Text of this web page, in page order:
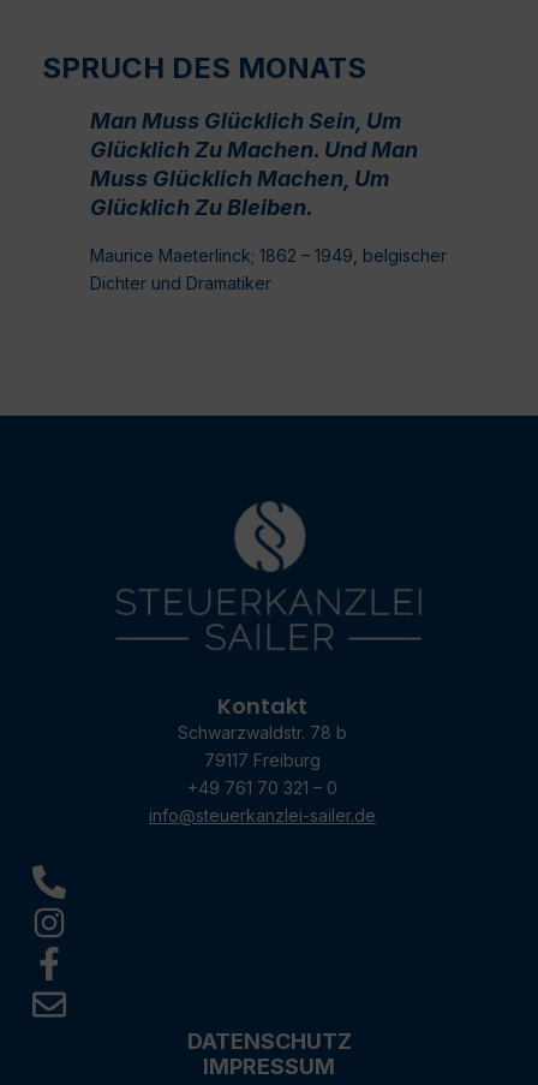
SPRUCH DES MONATS
Man Muss Glücklich Sein, Um
Glücklich Zu Machen. Und Man
Muss Glücklich Machen, Um
Glücklich Zu Bleiben.
Maurice Maeterlinck; 1862 – 1949, belgischer
Dichter und Dramatiker
Kontakt
Schwarzwaldstr. 78 b
79117 Freiburg
+49 761 70 321 – 0
info@steuerkanzlei-sailer.de
DATENSCHUTZ
IMPRESSUM